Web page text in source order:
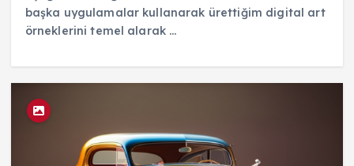
başka uygulamalar kullanarak ürettiğim digital art
örneklerini temel alarak ...